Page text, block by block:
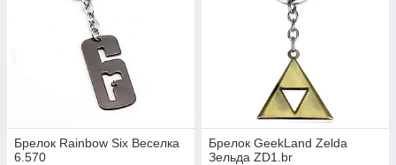
Брелок Rainbow Six Веселка
6.570
Брелок GeekLand Zelda
Зельда ZD1.br